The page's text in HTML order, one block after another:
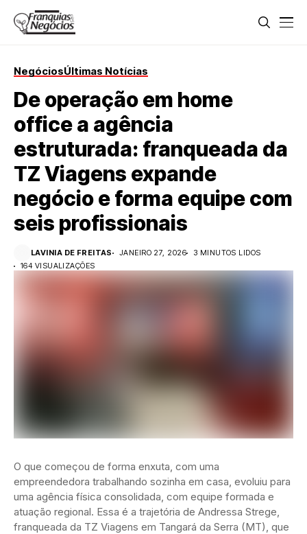
NegóciosÚltimas Notícias
De operação em home
office a agência
estruturada: franqueada da
TZ Viagens expande
negócio e forma equipe com
seis profissionais
LAVINIA DE FREITAS JANEIRO 27, 2026
3 MINUTOS LIDOS
164 VISUALIZAÇÕES
O que começou de forma enxuta, com uma
empreendedora trabalhando sozinha em casa, evoluiu para
uma agência física consolidada, com equipe formada e
atuação regional. Essa é a trajetória de Andressa Strege,
franqueada da TZ Viagens em Tangará da Serra (MT), que